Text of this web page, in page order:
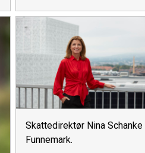
Skattedirektør Nina Schanke
Funnemark.